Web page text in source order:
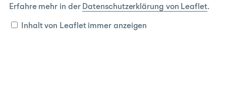
von
anzeigen
Erfahre mehr in der Datenschutzerklärung von Leaflet.
Inhalt von Leaflet immer anzeigen